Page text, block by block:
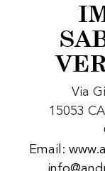
Via
15053
Email: